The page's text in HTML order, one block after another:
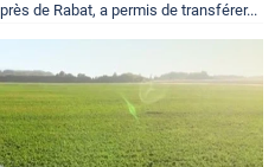
de Rabat, a permis de transférer...